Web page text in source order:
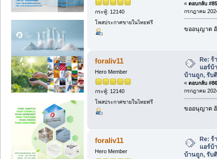
กระทู้: 12140
โพสประกาศขายในไทยฟรี
« ตอบกลับ
กรกฎาคม
ขออนุญาต
foraliv11
Hero Member
กระทู้: 12140
โพสประกาศขายในไทยฟรี
Re: ร้
แอร์บ้
บ้านถูก, รับ
« ตอบกลับ
กรกฎาคม
ขออนุญาต
foraliv11
Hero Member
Re: ร้
แอร์บ้
บ้านถูก, รับ